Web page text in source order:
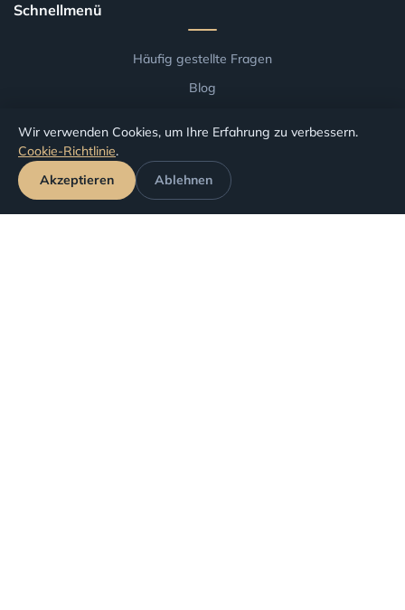
Schnellmenü
Häufig gestellte Fragen
Blog
Entschaedigung nach Flughafen
Entschaedigung nach Fluggesellschaft
Antrag verfolgen
Wir verwenden Cookies, um Ihre Erfahrung zu verbessern.
Cookie-Richtlinie.
Akzeptieren
Ablehnen